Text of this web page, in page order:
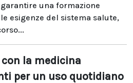
una formazione
esigenze del sistema salute,
la medicina
per un uso quotidiano